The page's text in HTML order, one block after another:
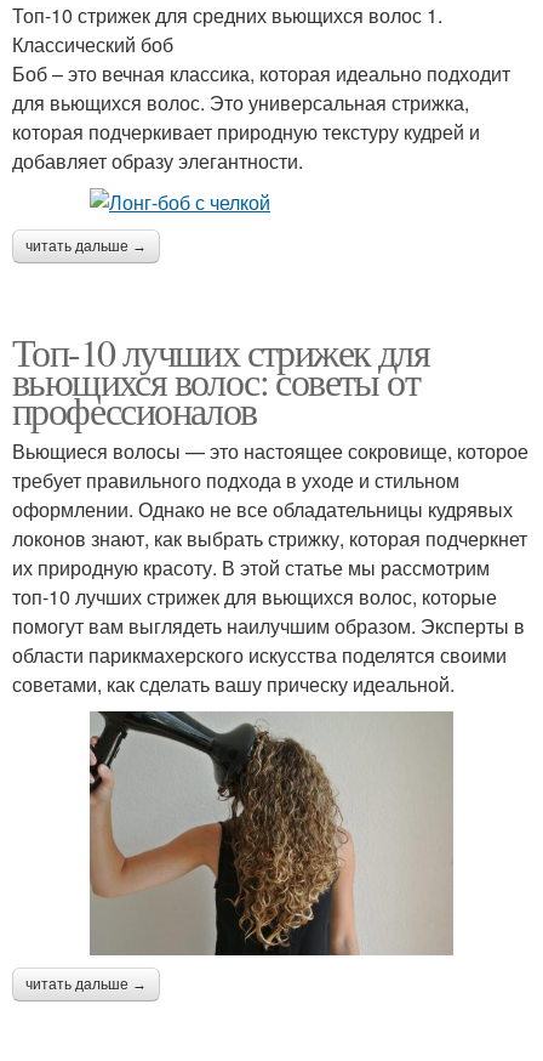
Топ-10 стрижек для средних вьющихся волос 1.
Классический боб
Боб – это вечная классика, которая идеально подходит
для вьющихся волос. Это универсальная стрижка,
которая подчеркивает природную текстуру кудрей и
добавляет образу элегантности.
читать дальше →
Топ-10 лучших стрижек для
вьющихся волос: советы от
профессионалов
Вьющиеся волосы — это настоящее сокровище, которое
требует правильного подхода в уходе и стильном
оформлении. Однако не все обладательницы кудрявых
локонов знают, как выбрать стрижку, которая подчеркнет
их природную красоту. В этой статье мы рассмотрим
топ-10 лучших стрижек для вьющихся волос, которые
помогут вам выглядеть наилучшим образом. Эксперты в
области парикмахерского искусства поделятся своими
советами, как сделать вашу прическу идеальной.
читать дальше →